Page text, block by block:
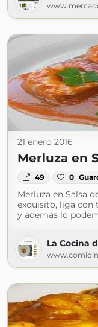
21 enero 2016
Merluza en
49 0
Merluza en Salsa
exquisito, liga con
y además lo
La Cocina